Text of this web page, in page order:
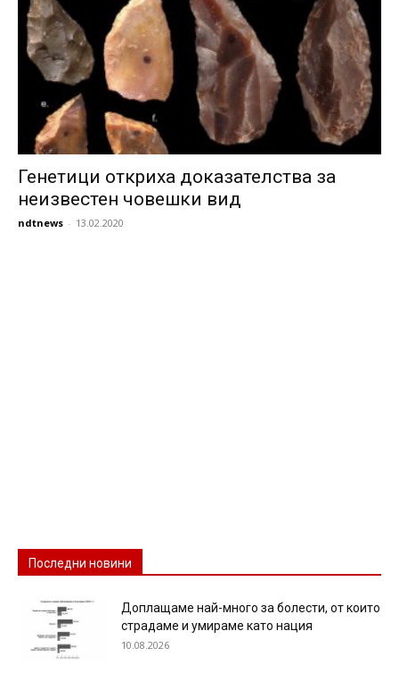
Генетици откриха доказателства за
неизвестен човешки вид
ndtnews - 13.02.2020
Последни новини
Доплащаме най-много за болести, от които
страдаме и умираме като нация
10.08.2026